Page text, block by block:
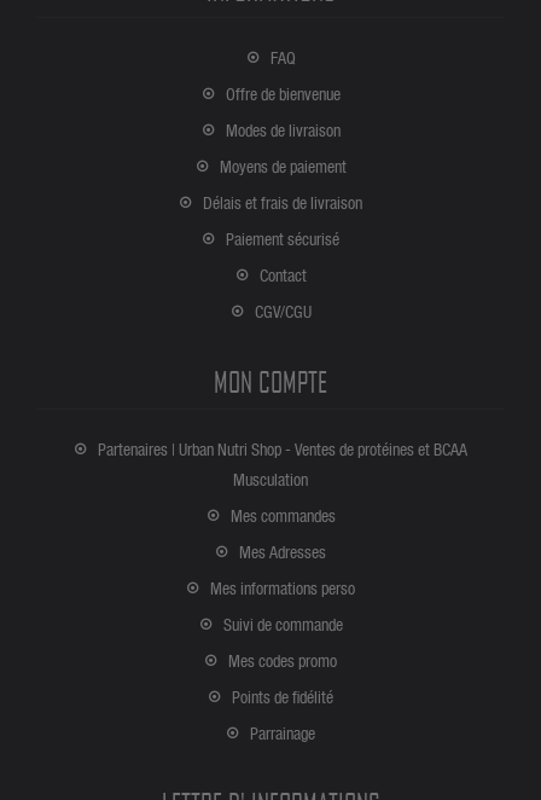
FAQ
Offre de bienvenue
Modes de livraison
Moyens de paiement
Délais et frais de livraison
Paiement sécurisé
Contact
CGV/CGU
MON COMPTE
Partenaires | Urban Nutri Shop - Ventes de protéines et BCAA
Musculation
Mes commandes
Mes Adresses
Mes informations perso
Suivi de commande
Mes codes promo
Points de fidélité
Parrainage